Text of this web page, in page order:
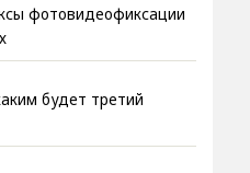
фотовидеофиксации
будет третий